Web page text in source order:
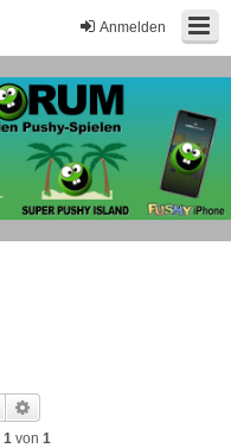
Anmelden
Suche
1von 1